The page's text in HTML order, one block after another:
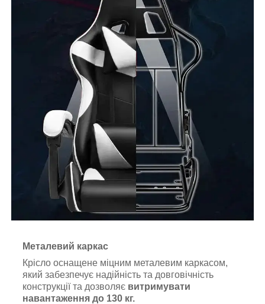
Металевий каркас
Крісло оснащене міцним металевим каркасом,
який забезпечує надійність та довговічність
конструкції та дозволяє витримувати
навантаження до 130 кг.